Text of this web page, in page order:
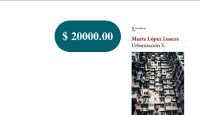
$20000.00